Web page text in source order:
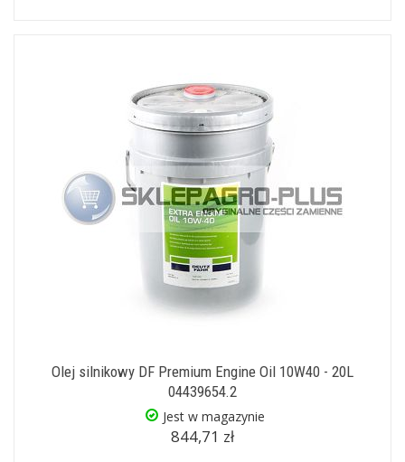
Olej silnikowy DF Premium Engine Oil 10W40 - 20L
04439654.2
Jest w magazynie
844,71 zł